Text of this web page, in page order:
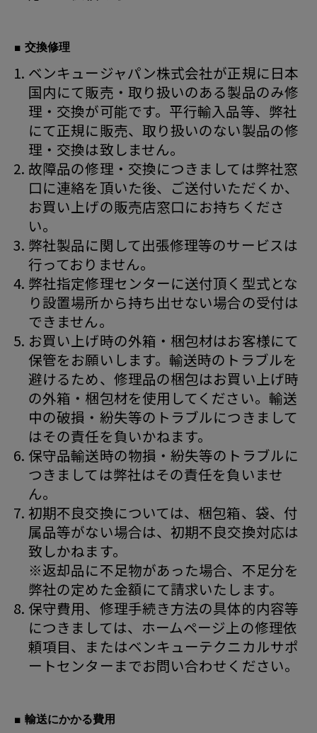
■ 交換修理
ベンキュージャパン株式会社が正規に日本
国内にて販売・取り扱いのある製品のみ修
理・交換が可能です。平行輸入品等、弊社
にて正規に販売、取り扱いのない製品の修
理・交換は致しません。
故障品の修理・交換につきましては弊社窓
口に連絡を頂いた後、ご送付いただくか、
お買い上げの販売店窓口にお持ちくださ
い。
弊社製品に関して出張修理等のサービスは
行っておりません。
弊社指定修理センターに送付頂く型式とな
り設置場所から持ち出せない場合の受付は
できません。
お買い上げ時の外箱・梱包材はお客様にて
保管をお願いします。輸送時のトラブルを
避けるため、修理品の梱包はお買い上げ時
の外箱・梱包材を使用してください。輸送
中の破損・紛失等のトラブルにつきまして
はその責任を負いかねます。
保守品輸送時の物損・紛失等のトラブルに
つきましては弊社はその責任を負いませ
ん。
初期不良交換については、梱包箱、袋、付
属品等がない場合は、初期不良交換対応は
致しかねます。
※返却品に不足物があった場合、不足分を
弊社の定めた金額にて請求いたします。
保守費用、修理手続き方法の具体的内容等
につきましては、ホームページ上の修理依
頼項目、またはベンキューテクニカルサポ
ートセンターまでお問い合わせください。
■ 輸送にかかる費用